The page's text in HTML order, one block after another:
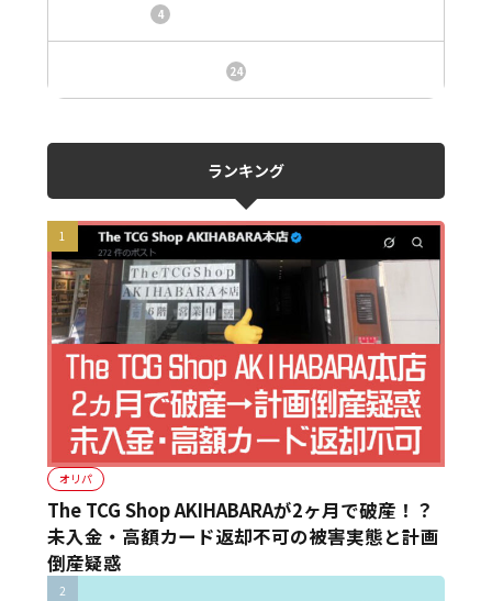
4
24
ランキング
オリパ
The TCG Shop AKIHABARAが2ヶ月で破産！？
未入金・高額カード返却不可の被害実態と計画
倒産疑惑